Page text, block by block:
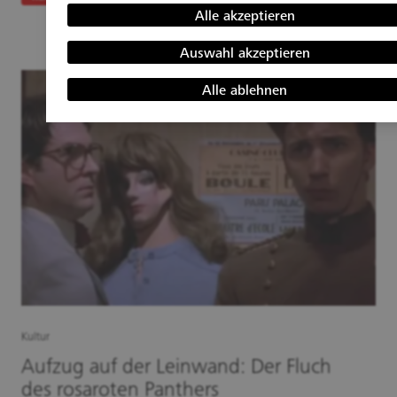
Alle akzeptieren
Auswahl akzeptieren
Alle ablehnen
Kultur
Aufzug auf der Leinwand: Der Fluch
des rosaroten Panthers